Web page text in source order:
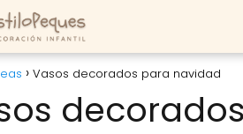
Vasos decorados para navidad